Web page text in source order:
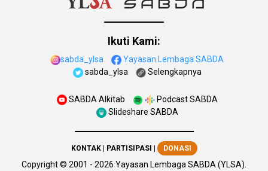
Ikuti Kami:
sabda_ylsa
Yayasan Lembaga SABDA
sabda_ylsa
Selengkapnya
SABDA Alkitab
Podcast SABDA
Slideshare SABDA
KONTAK| PARTISIPASI | DONASI
Copyright© 2001 - 2026 Yayasan Lembaga SABDA (YLSA).